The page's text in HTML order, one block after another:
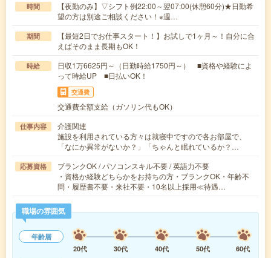
時間
【夜勤のみ】▽シフト例22:00～翌07:00(休憩60分)★日勤希
望の方は別途ご相談ください！※週…
期間
【最短2日でお仕事スタート！】お試しで1ヶ月～！自分に合
えばそのまま長期もOK！
時給
日収1万6625円～（日勤時給1750円～） ■資格や経験によ
って時給UP ■日払いOK！
交通費
交通費全額支給（ガソリン代もOK）
仕事内容
介護関連
施設を利用されている方々は就寝中ですので各お部屋で、
「なにか異常がないか？」「ちゃんと眠れているか？…
応募資格
ブランクOK / パソコンスキル不要 / 英語力不要
・資格か経験どちらかをお持ちの方・ブランクOK・年齢不
問・履歴書不要・来社不要・10名以上採用≪待遇…
職場の雰囲気
年齢層
20代
30代 40代 50代
60代